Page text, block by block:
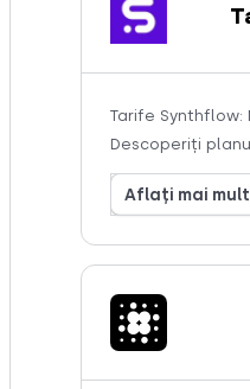
Tarife
Descoperiți
Aflați mai